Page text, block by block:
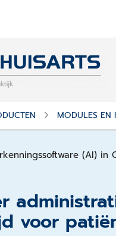
MODULES EN
(AI) in
voor